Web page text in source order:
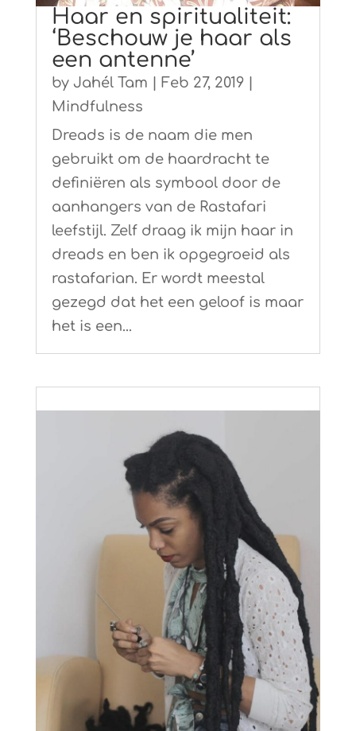
Haar en spiritualiteit:
‘Beschouw je haar als
een antenne’
by Jahél Tam Feb 27, 2019|
Mindfulness
Dreads is de naam die men
gebruikt om de haardracht te
definiëren als symbool door de
aanhangers van de Rastafari
leefstijl. Zelf draag ik mijn haar in
dreads en ben ik opgegroeid als
rastafarian. Er wordt meestal
gezegd dat het een geloof is maar
het is een...